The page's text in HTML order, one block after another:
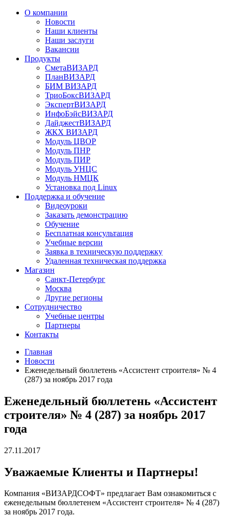
О компании
Новости
Наши клиенты
Наши заслуги
Вакансии
Продукты
СметаВИЗАРД
ПланВИЗАРД
БИМ ВИЗАРД
ТриоБоксВИЗАРД
ЭкспертВИЗАРД
ИнфоБэйсВИЗАРД
ДайджестВИЗАРД
ЖКХ ВИЗАРД
Модуль ЦВОР
Модуль ПНР
Модуль ПИР
Модуль УНЦС
Модуль НМЦК
Установка под Linux
Поддержка и обучение
Видеоуроки
Заказать демонстрацию
Обучение
Бесплатная консультация
Учебные версии
Заявка в техническую поддержку
Удаленная техническая поддержка
Магазин
Санкт-Петербург
Москва
Другие регионы
Сотрудничество
Учебные центры
Партнеры
Контакты
Главная
Новости
Еженедельный бюллетень «Ассистент строителя» № 4
(287) за ноябрь 2017 года
Еженедельный бюллетень «Ассистент
строителя» № 4 (287) за ноябрь 2017
года
27.11.2017
Уважаемые Клиенты и Партнеры!
Компания «ВИЗАРДСОФТ» предлагает Вам ознакомиться с
еженедельным бюллетенем «Ассистент строителя» № 4 (287)
за ноябрь 2017 года.